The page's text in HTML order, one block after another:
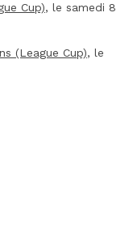
Cup), le samedi 8
(League Cup), le